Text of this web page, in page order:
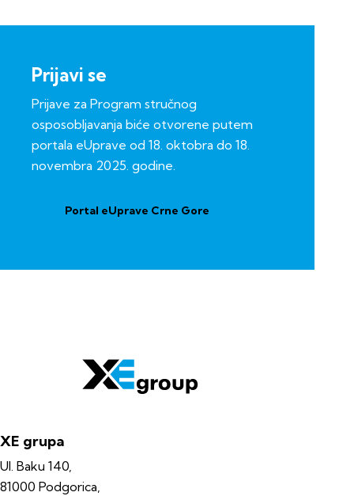
Prijavi se
Prijave za Program stručnog
osposobljavanja biće otvorene putem
portala eUprave od 18. oktobra do 18.
novembra 2025. godine.
Portal eUprave Crne Gore
XE grupa
Ul. Baku 140,
81000 Podgorica,